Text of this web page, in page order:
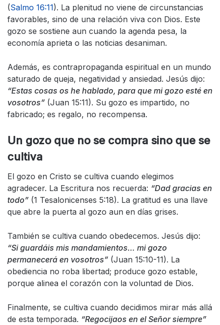
(Salmo 16:11). La plenitud no viene de circunstancias
favorables, sino de una relación viva con Dios. Este
gozo se sostiene aun cuando la agenda pesa, la
economía aprieta o las noticias desaniman.
Además, es contrapropaganda espiritual en un mundo
saturado de queja, negatividad y ansiedad. Jesús dijo:
“Estas cosas os he hablado, para que mi gozo esté en
vosotros” (Juan 15:11). Su gozo es impartido, no
fabricado; es regalo, no recompensa.
Un gozo que no se compra sino que se
cultiva
El gozo en Cristo se cultiva cuando elegimos
agradecer. La Escritura nos recuerda: “Dad gracias en
todo” (1 Tesalonicenses 5:18). La gratitud es una llave
que abre la puerta al gozo aun en días grises.
También se cultiva cuando obedecemos. Jesús dijo:
“Si guardáis mis mandamientos… mi gozo
permanecerá en vosotros” (Juan 15:10-11). La
obediencia no roba libertad; produce gozo estable,
porque alinea el corazón con la voluntad de Dios.
Finalmente, se cultiva cuando decidimos mirar más allá
de esta temporada. “Regocijaos en el Señor siempre”